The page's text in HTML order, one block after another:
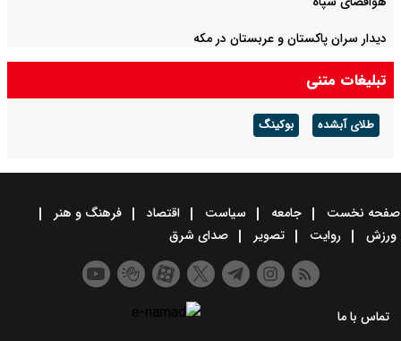
دیدار سران پاکستان و عربستان در مکه
تبلیغات متنی
طلای آبشده بوکینگ
صفحه نخست جامعه سیاست اقتصاد
فرهنگ و هنر
ورزش
روایت تصویر صدای شرق
تماس با ما